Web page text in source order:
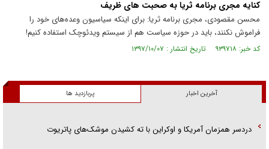
کنایه مجری برنامه ثریا به صحبت های ظریف
محسن مقصودی، مجری برنامه ثریا: برای اینکه سیاسیون وعده‌های خود را
فراموش نکنند، باید در حوزه سیاست هم از سیستم ویدئوچک استفاده کنیم!
کد خبر: ۹۳۹۷۱۸ تاریخ انتشار : ۱۳۹۷/۱۰/۰۷
آخرین اخبار پربازدید ها
دردسر همزمان آمریکا و اوکراین با ته کشیدن موشک‌های پاتریوت